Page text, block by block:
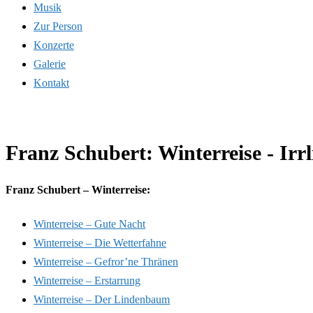
Musik
Zur Person
Konzerte
Galerie
Kontakt
Franz Schubert: Winterreise -
Franz Schubert – Winterreise:
Winterreise – Gute Nacht
Winterreise – Die Wetterfahne
Winterreise – Gefror’ne Thränen
Winterreise – Erstarrung
Winterreise – Der Lindenbaum